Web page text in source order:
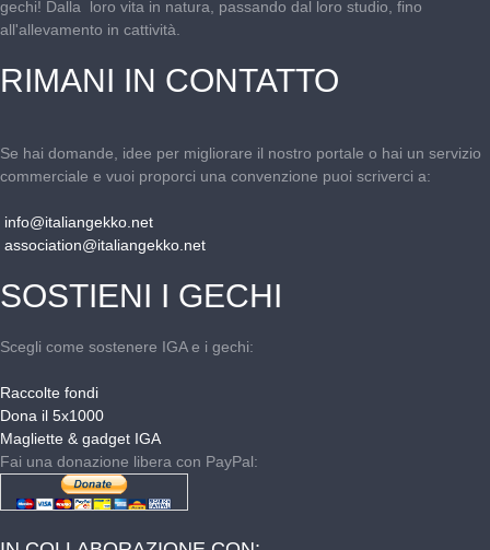
gechi! Dalla loro vita in natura, passando dal loro studio, fino
all'allevamento in cattività.
RIMANI IN CONTATTO
Se hai domande, idee per migliorare il nostro portale o hai un servizio
commerciale e vuoi proporci una convenzione puoi scriverci a:
info@italiangekko.net
association@italiangekko.net
SOSTIENI I GECHI
Scegli come sostenere IGA e i gechi:
Raccolte fondi
Dona il 5x1000
Magliette & gadget IGA
Fai una donazione libera con PayPal: